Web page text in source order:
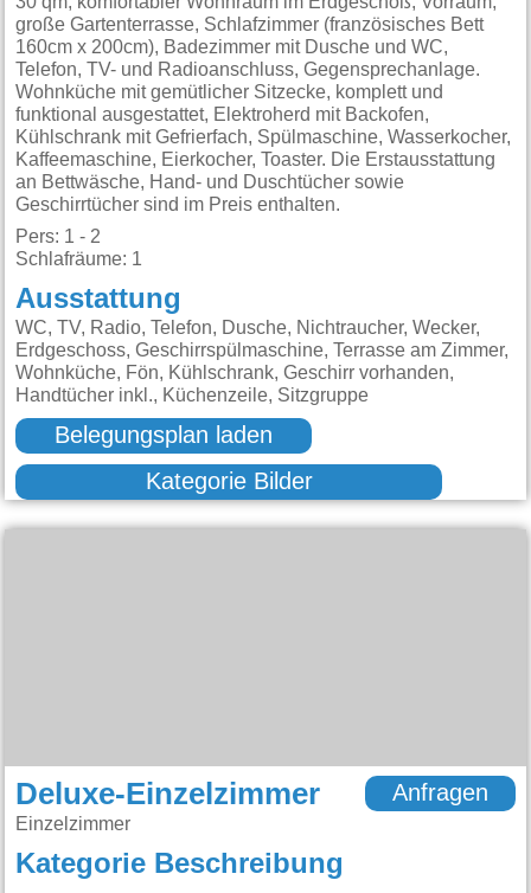
große Gartenterrasse, Schlafzimmer (französisches Bett
160cm x 200cm), Badezimmer mit Dusche und WC,
Telefon, TV- und Radioanschluss, Gegensprechanlage.
Wohnküche mit gemütlicher Sitzecke, komplett und
funktional ausgestattet, Elektroherd mit Backofen,
Kühlschrank mit Gefrierfach, Spülmaschine, Wasserkocher,
Kaffeemaschine, Eierkocher, Toaster. Die Erstausstattung
an Bettwäsche, Hand- und Duschtücher sowie
Geschirrtücher sind im Preis enthalten.
Pers: 1 - 2
Schlafräume: 1
Ausstattung
WC, TV, Radio, Telefon, Dusche, Nichtraucher, Wecker,
Erdgeschoss, Geschirrspülmaschine, Terrasse am Zimmer,
Wohnküche, Fön, Kühlschrank, Geschirr vorhanden,
Handtücher inkl., Küchenzeile, Sitzgruppe
Belegungsplan laden
Kategorie Bilder
Deluxe-Einzelzimmer
Einzelzimmer
Anfragen
Kategorie Beschreibung